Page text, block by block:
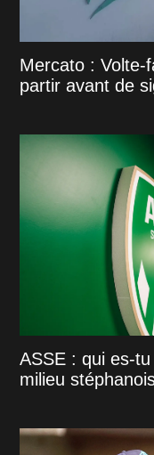
Mercato : Volte-
partir avant de
ASSE : qui es-
milieu